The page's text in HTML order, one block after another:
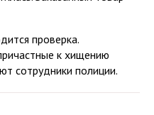
проверка.
к хищению
сотрудники полиции.